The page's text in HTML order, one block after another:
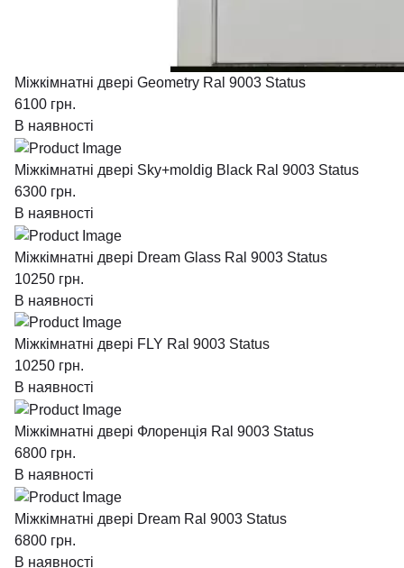
Міжкімнатні двері Geometry Ral 9003 Status
6100 грн.
В наявності
Міжкімнатні двері Sky+moldig Black Ral 9003 Status
6300 грн.
В наявності
Міжкімнатні двері Dream Glass Ral 9003 Status
10250 грн.
В наявності
Міжкімнатні двері FLY Ral 9003 Status
10250 грн.
В наявності
Міжкімнатні двері Флоренція Ral 9003 Status
6800 грн.
В наявності
Міжкімнатні двері Dream Ral 9003 Status
6800 грн.
В наявності